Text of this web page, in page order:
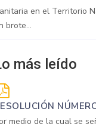
en el Territorio
brote...
más leído
medio de la cual se